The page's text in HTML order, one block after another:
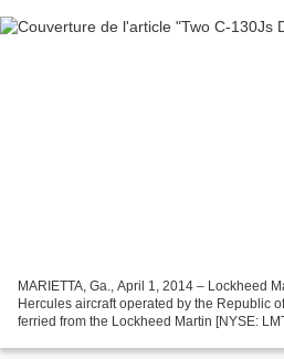
MARIETTA, Ga., April 1, 2014 – Lockheed
Hercules aircraft operated by the Republic
ferried from the Lockheed Martin [NYSE: